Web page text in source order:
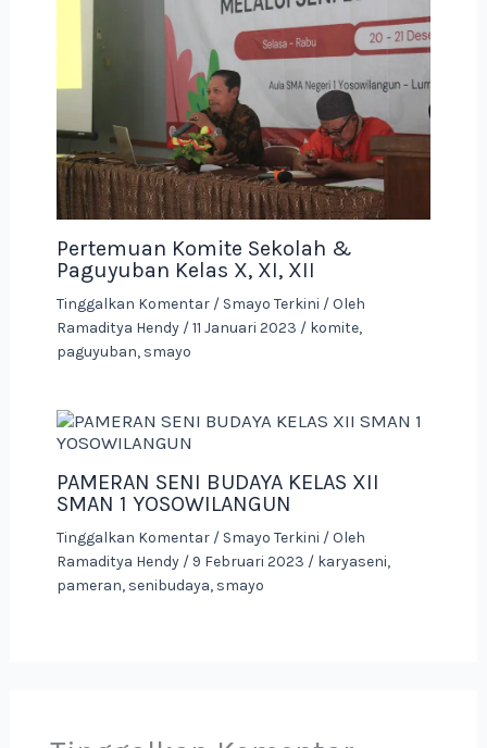
Pertemuan Komite Sekolah &
Paguyuban Kelas X, XI, XII
Tinggalkan Komentar / Smayo Terkini / Oleh
Ramaditya Hendy /11 Januari 2023 / komite,
paguyuban, smayo
PAMERAN SENI BUDAYA KELAS XII
SMAN 1 YOSOWILANGUN
Tinggalkan Komentar / Smayo Terkini / Oleh
Ramaditya Hendy / 9 Februari 2023 / karyaseni,
pameran, senibudaya, smayo